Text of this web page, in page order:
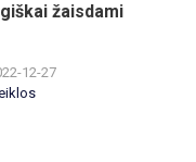
žaisdami
12-27